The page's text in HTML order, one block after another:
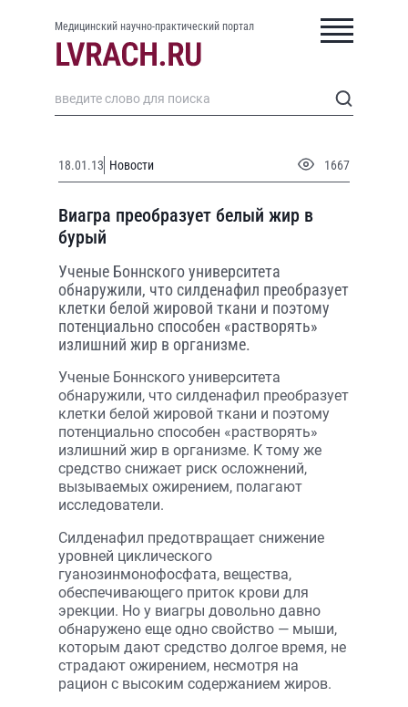
Медицинский научно-практический портал
18.01.13 Новости 1667
Виагра преобразует белый жир в
бурый
Ученые Боннского университета
обнаружили, что силденафил преобразует
клетки белой жировой ткани и поэтому
потенциально способен «растворять»
излишний жир в организме.
Ученые Боннского университета
обнаружили, что силденафил преобразует
клетки белой жировой ткани и поэтому
потенциально способен «растворять»
излишний жир в организме. К тому же
средство снижает риск осложнений,
вызываемых ожирением, полагают
исследователи.
Силденафил предотвращает снижение
уровней циклического
гуанозинмонофосфата, вещества,
обеспечивающего приток крови для
эрекции. Но у виагры довольно давно
обнаружено еще одно свойство — мыши,
которым дают средство долгое время, не
страдают ожирением, несмотря на
рацион с высоким содержанием жиров.